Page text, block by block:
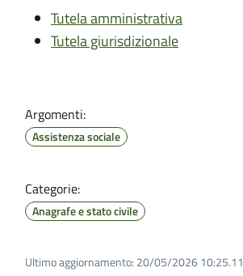
Tutela amministrativa
Tutela giurisdizionale
Argomenti:
Assistenza sociale
Categorie:
Anagrafe e stato civile
Ultimo aggiornamento: 20/05/2026 10:25.11